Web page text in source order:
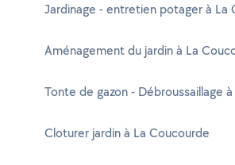
Jardinage - entretien potager à La
Aménagement du jardin à La
Tonte de gazon - Débroussaillage
Cloturer jardin à La Coucourde